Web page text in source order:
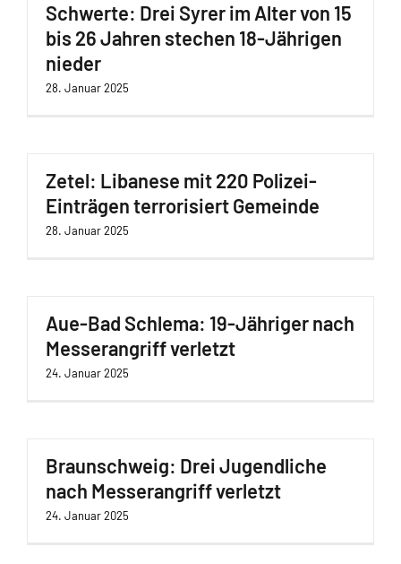
Schwerte: Drei Syrer im Alter von 15
bis 26 Jahren stechen 18-Jährigen
nieder
28. Januar 2025
Zetel: Libanese mit 220 Polizei-
Einträgen terrorisiert Gemeinde
28. Januar 2025
Aue-Bad Schlema: 19-Jähriger nach
Messerangriff verletzt
24. Januar 2025
Braunschweig: Drei Jugendliche
nach Messerangriff verletzt
24. Januar 2025